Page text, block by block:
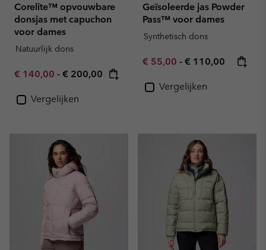
Corelite™ opvouwbare
donsjas met capuchon
voor dames
Natuurlijk dons
Minimum sale price:
€ 140,00 - Maximum price:
€ 200,00
Vergelijken
Geïsoleerde jas Powder
Pass™ voor dames
Synthetisch dons
Minimum sale price:
€ 55,00 - Maximum price:
€ 110,00
Vergelijken